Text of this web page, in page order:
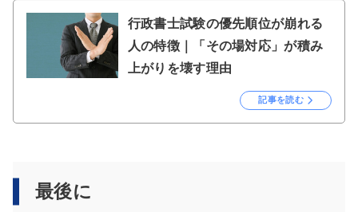
行政書士試験の優先順位が崩れる
人の特徴｜「その場対応」が積み
上がりを壊す理由
記事を読む
最後に